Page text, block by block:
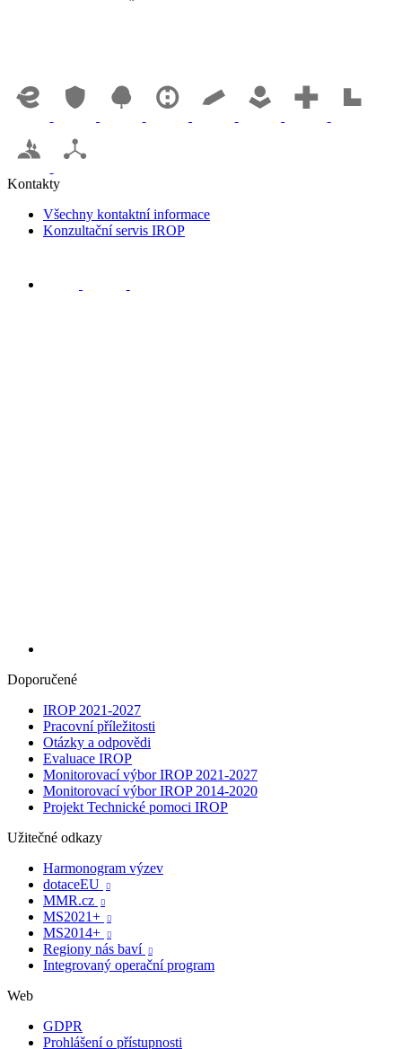
Kontakty
Všechny kontaktní informace
Konzultační servis IROP
Doporučené
IROP 2021-2027
Pracovní příležitosti
Otázky a odpovědi
Evaluace IROP
Monitorovací výbor IROP 2021-2027
Monitorovací výbor IROP 2014-2020
Projekt Technické pomoci IROP
Užitečné odkazy
Harmonogram výzev
dotaceEU

MMR.cz 
MS2021+ 
MS2014+ 
Regiony nás baví 
Integrovaný operační program
Web
GDPR
Prohlášení o přístupnosti